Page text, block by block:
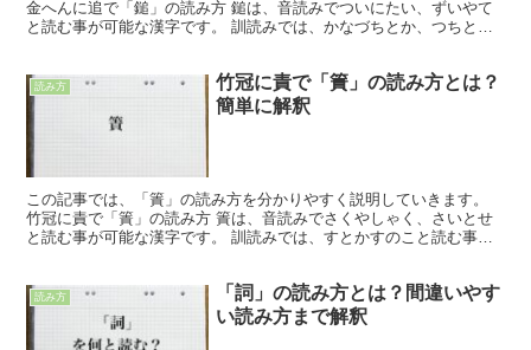
金へんに追で「鎚」の読み方 鎚は、音読みでついにたい、ずいやて
と読む事が可能な漢字です。 訓読みでは、かなづちとか、つちと読
読み方
竹冠に責で「簀」の読み方とは？
簡単に解釈
この記事では、「簀」の読み方を分かりやすく説明していきます。
竹冠に責で「簀」の読み方 簀は、音読みでさくやしゃく、さいとせ
と読む事が可能な漢字です。 訓読みでは、すとかすのこと読む事が
読み方
「詞」の読み方とは？間違いやす
い読み方まで解釈